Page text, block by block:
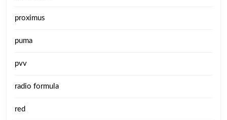
proximus
puma
pvv
radio formula
red